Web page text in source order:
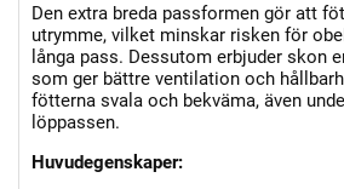
Den extra breda passformen gör att
utrymme, vilket minskar risken för
långa pass. Dessutom erbjuder skon
som ger bättre ventilation och
fötterna svala och bekväma, även
löppassen.
Huvudegenskaper: